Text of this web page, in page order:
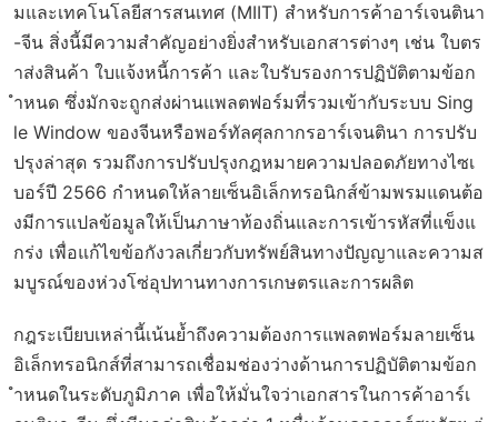
มและเทคโนโลยีสารสนเทศ (MIIT) สำหรับการค้าอาร์เจนตินา
-จีน สิ่งนี้มีความสำคัญอย่างยิ่งสำหรับเอกสารต่างๆ เช่น ใบตร
าส่งสินค้า ใบแจ้งหนี้การค้า และใบรับรองการปฏิบัติตามข้อก
ำหนด ซึ่งมักจะถูกส่งผ่านแพลตฟอร์มที่รวมเข้ากับระบบ Sing
le Window ของจีนหรือพอร์ทัลศุลกากรอาร์เจนตินา การปรับ
ปรุงล่าสุด รวมถึงการปรับปรุงกฎหมายความปลอดภัยทางไซเ
บอร์ปี 2566 กำหนดให้ลายเซ็นอิเล็กทรอนิกส์ข้ามพรมแดนต้อ
งมีการแปลข้อมูลให้เป็นภาษาท้องถิ่นและการเข้ารหัสที่แข็งแ
กร่ง เพื่อแก้ไขข้อกังวลเกี่ยวกับทรัพย์สินทางปัญญาและความส
มบูรณ์ของห่วงโซ่อุปทานทางการเกษตรและการผลิต
กฎระเบียบเหล่านี้เน้นย้ำถึงความต้องการแพลตฟอร์มลายเซ็น
อิเล็กทรอนิกส์ที่สามารถเชื่อมช่องว่างด้านการปฏิบัติตามข้อก
ำหนดในระดับภูมิภาค เพื่อให้มั่นใจว่าเอกสารในการค้าอาร์เ